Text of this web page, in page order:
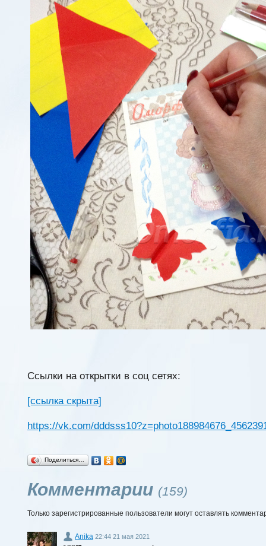
Ссылки на открытки в соц сетях:
[ссылка скрыта]
https://vk.com/
Поделиться…
Комментарии (159)
Только зарегистрированные пользователи могут оставлять
Anika 22:44 21 мая 2021